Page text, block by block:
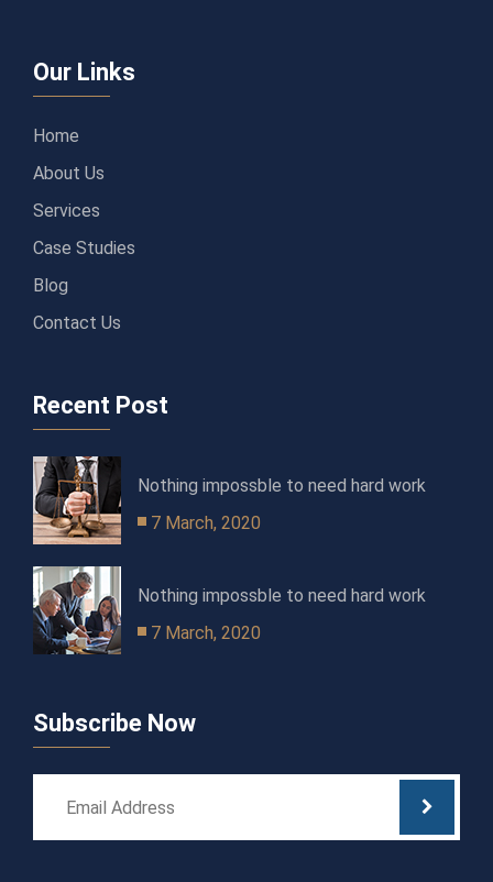
Our Links
Home
About Us
Services
Case Studies
Blog
Contact Us
Recent Post
Nothing impossble to need hard work
7 March, 2020
Nothing impossble to need hard work
7 March, 2020
Subscribe Now